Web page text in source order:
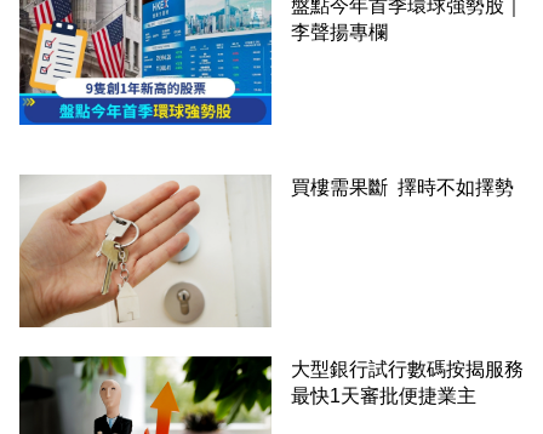
盤點今年首季環球強勢股｜
李聲揚專欄
買樓需果斷 擇時不如擇勢
大型銀行試行數碼按揭服務
最快1天審批便捷業主